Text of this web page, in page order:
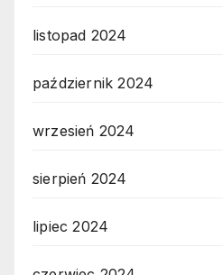
listopad 2024
październik 2024
wrzesień 2024
sierpień 2024
lipiec 2024